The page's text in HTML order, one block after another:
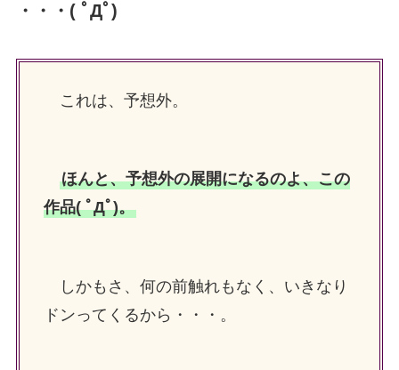
・・・( ﾟДﾟ)
これは、予想外。
ほんと、予想外の展開になるのよ、この
作品( ﾟДﾟ)。
しかもさ、何の前触れもなく、いきなり
ドンってくるから・・・。